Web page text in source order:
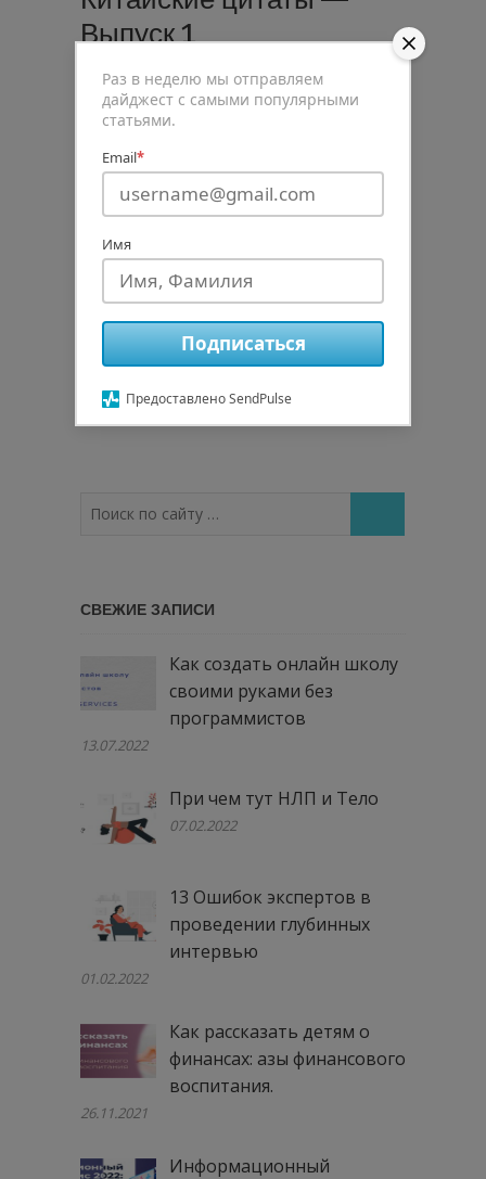
Выпуск 1
Запись отЮрий Любушкин
Нет комментариев
Лао-Цзы «Если ты подавлен, значит,
ты живешь в прошлом. Если ты
встревожен, значит, ты живешь в
будущем. Если ты пребываешь в
покое, значит, ты живешь в
настоящем» (Лао-цзы) Подборку
подготовил:
Узнать больше
по
СВЕЖИЕ ЗАПИСИ
Как создать онлайн школу
своими руками без
программистов
13.07.2022
При чем тут НЛП и Тело
07.02.2022
13 Ошибок экспертов в
проведении глубинных
интервью
01.02.2022
Как рассказать детям о
финансах: азы финансового
воспитания.
26.11.2021
Информационный
Раз в неделю мы отправляем
дайджест с самыми популярными
статьями.
Email*
Имя
Подписаться
Предоставлено SendPulse